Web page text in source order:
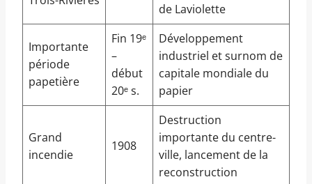
de Laviolette
Importante
période
papetière
Fin 19ᵉ
–
début
20ᵉ s.
Développement
industriel et surnom de
capitale mondiale du
papier
Grand
incendie
1908
Destruction
importante du centre-
ville, lancement de la
reconstruction